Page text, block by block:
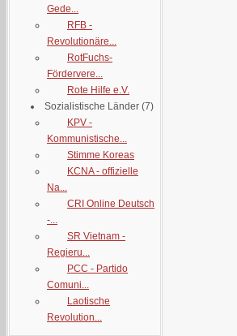
Gede...
RFB -
Revolutionäre...
RotFuchs-
Fördervere...
Rote Hilfe e.V.
Sozialistische Länder (7)
KPV -
Kommunistische...
Stimme Koreas
KCNA - offizielle
Na...
CRI Online Deutsch
-...
SR Vietnam -
Regieru...
PCC - Partido
Comuni...
Laotische
Revolution...